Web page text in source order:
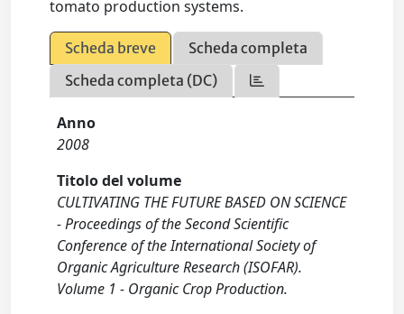
tomato production systems.
Scheda breve
Scheda completa
Scheda completa (DC)
Anno
2008
Titolo del volume
CULTIVATING THE FUTURE BASED ON SCIENCE
- Proceedings of the Second Scientific
Conference of the International Society of
Organic Agriculture Research (ISOFAR).
Volume 1 - Organic Crop Production.